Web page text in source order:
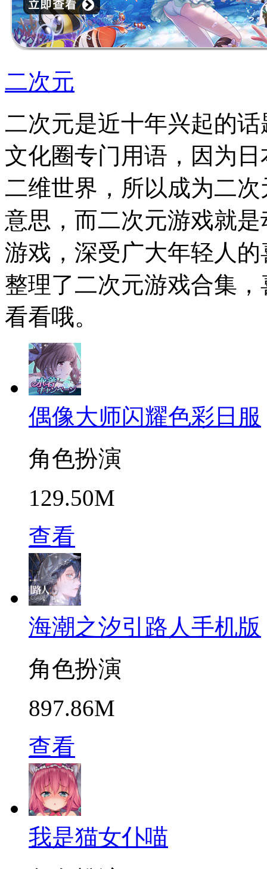
二次元
二次元是近十年兴起的
文化圈专门用语，因为
二维世界，所以成为二
意思，而二次元游戏就
游戏，深受广大年轻人
整理了二次元游戏合集
看看哦。
偶像大师闪耀色彩日服
角色扮演
129.50M
查看
海潮之汐引路人手机版
角色扮演
897.86M
查看
我是猫女仆喵